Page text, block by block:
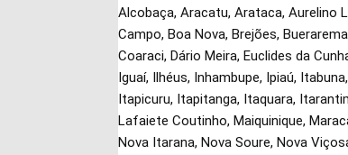
Alcobaça, Aracatu, Arataca, Aurelino
Campo, Boa Nova, Brejões,
Coaraci, Dário Meira, Euclides da
Iguaí, Ilhéus, Inhambupe, Ipiaú,
Itapicuru, Itapitanga, Itaquara,
Lafaiete Coutinho, Maiquinique,
Nova Itarana, Nova Soure, Nova